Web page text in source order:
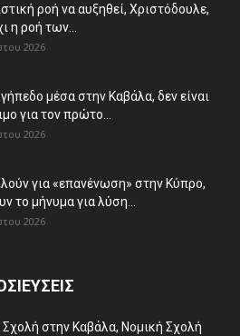
ροή να αυξηθεί, Χριστόδουλε,
η ροή των...
2026
μέσα στην Καβάλα, δεν είναι
για τον πρώτο...
2026
για «επανένωση» στην Κύπρο,
το μήνυμα για λύση...
2026
Σχολή στην Καβάλα, Νομική Σχολή